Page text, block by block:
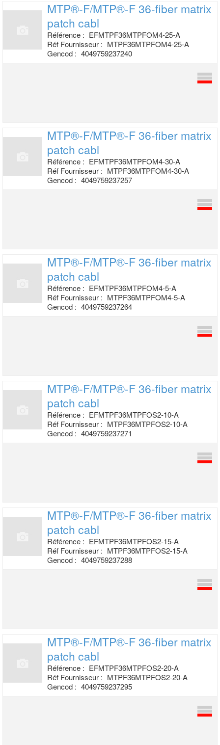
MTP®-F/MTP®-F 36-fiber matrix
patch cabl
Référence : EFMTPF36MTPFOM4-25-A
Réf Fournisseur : MTPF36MTPFOM4-25-A
Gencod : 4049759237240
MTP®-F/MTP®-F 36-fiber matrix
patch cabl
Référence : EFMTPF36MTPFOM4-30-A
Réf Fournisseur : MTPF36MTPFOM4-30-A
Gencod : 4049759237257
MTP®-F/MTP®-F 36-fiber matrix
patch cabl
Référence : EFMTPF36MTPFOM4-5-A
Réf Fournisseur : MTPF36MTPFOM4-5-A
Gencod : 4049759237264
MTP®-F/MTP®-F 36-fiber matrix
patch cabl
Référence : EFMTPF36MTPFOS2-10-A
Réf Fournisseur : MTPF36MTPFOS2-10-A
Gencod : 4049759237271
MTP®-F/MTP®-F 36-fiber matrix
patch cabl
Référence : EFMTPF36MTPFOS2-15-A
Réf Fournisseur : MTPF36MTPFOS2-15-A
Gencod : 4049759237288
MTP®-F/MTP®-F 36-fiber matrix
patch cabl
Référence : EFMTPF36MTPFOS2-20-A
Réf Fournisseur : MTPF36MTPFOS2-20-A
Gencod : 4049759237295